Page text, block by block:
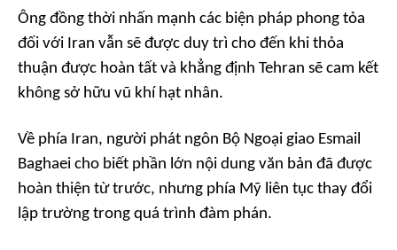
Ông đồng thời nhấn mạnh các biện pháp phong tỏa
đối với Iran vẫn sẽ được duy trì cho đến khi thỏa
thuận được hoàn tất và khẳng định Tehran sẽ cam kết
không sở hữu vũ khí hạt nhân.
Về phía Iran, người phát ngôn Bộ Ngoại giao Esmail
Baghaei cho biết phần lớn nội dung văn bản đã được
hoàn thiện từ trước, nhưng phía Mỹ liên tục thay đổi
lập trường trong quá trình đàm phán.